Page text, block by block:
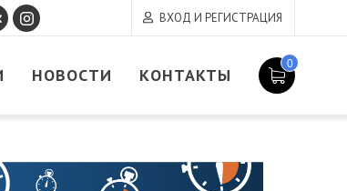
ВХОД И РЕГИСТРАЦИЯ
НОВОСТИ КОНТАКТЫ
0